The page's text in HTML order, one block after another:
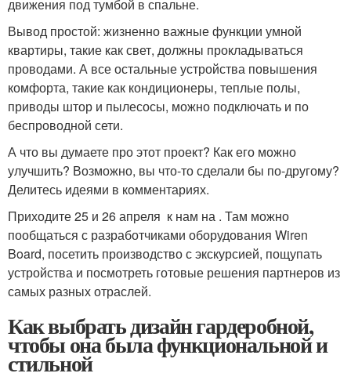
движения под тумбой в спальне.
Вывод простой: жизненно важные функции умной
квартиры, такие как свет, должны прокладываться
проводами. А все остальные устройства повышения
комфорта, такие как кондиционеры, теплые полы,
приводы штор и пылесосы, можно подключать и по
беспроводной сети.
А что вы думаете про этот проект? Как его можно
улучшить? Возможно, вы что-то сделали бы по-другому?
Делитесь идеями в комментариях.
Приходите 25 и 26 апреля к нам на . Там можно
пообщаться с разработчиками оборудования Wiren
Board, посетить производство с экскурсией, пощупать
устройства и посмотреть готовые решения партнеров из
самых разных отраслей.
Как выбрать дизайн гардеробной,
чтобы она была функциональной и
стильной